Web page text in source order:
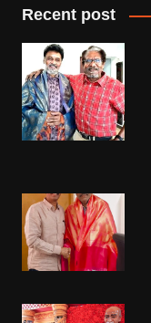
Recent post